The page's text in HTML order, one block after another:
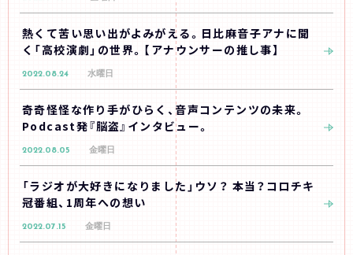
熱くて苦い思い出がよみがえる。日比麻音子アナに聞
く「高校演劇」の世界。【アナウンサーの推し事】
2022.08.24 水曜日
奇奇怪怪な作り手がひらく、音声コンテンツの未来。
Podcast発『脳盗』インタビュー。
2022.08.05 金曜日
「ラジオが大好きになりました」ウソ？ 本当？コロチキ
冠番組、1周年への想い
2022.07.15 金曜日